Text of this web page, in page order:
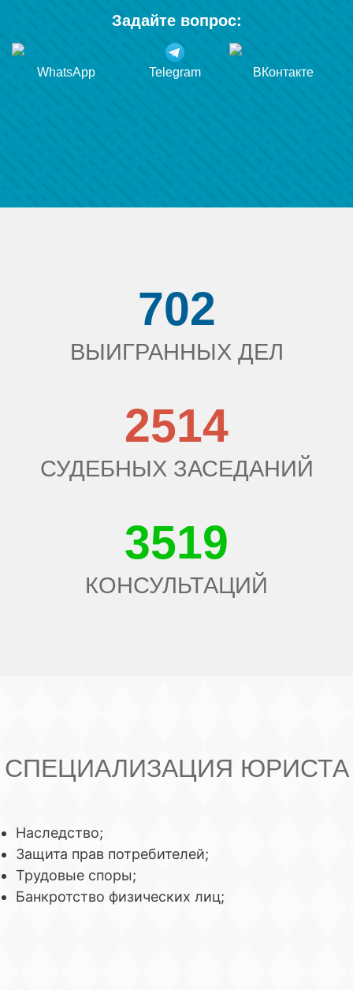
Задайте вопрос:
WhatsApp Telegram ВКонтакте
702
ВЫИГРАННЫХ ДЕЛ
2514
СУДЕБНЫХ ЗАСЕДАНИЙ
3519
КОНСУЛЬТАЦИЙ
СПЕЦИАЛИЗАЦИЯ ЮРИСТА
Наследство;
Защита прав потребителей;
Трудовые споры;
Банкротство физических лиц;